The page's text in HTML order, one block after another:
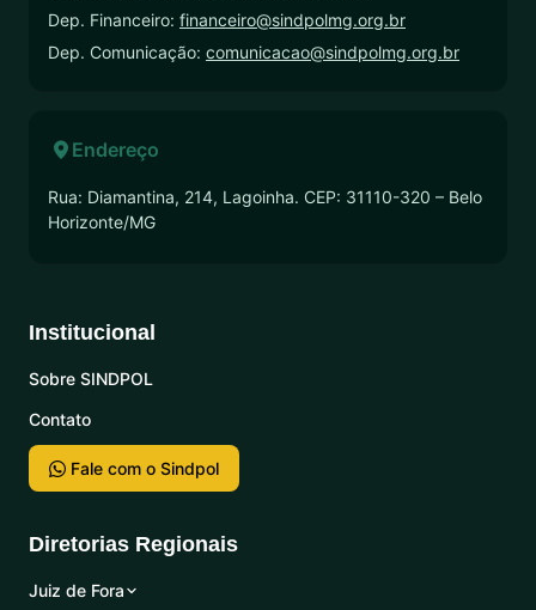
Dep. Financeiro: financeiro@sindpolmg.org.br
Dep. Comunicação: comunicacao@sindpolmg.org.br
Endereço
Rua: Diamantina, 214, Lagoinha. CEP: 31110-320 – Belo
Horizonte/MG
Institucional
Sobre SINDPOL
Contato
Fale com o Sindpol
Diretorias Regionais
Juiz de Fora